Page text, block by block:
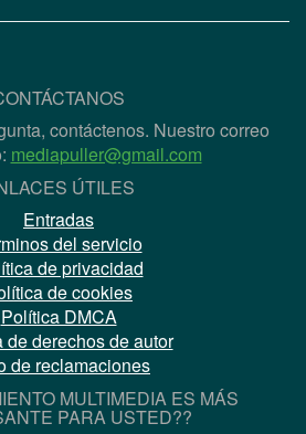
contáctenos. Nuestro correo
mediapuller@gmail.com
ÚTILES
Entradas
del servicio
de privacidad
de cookies
Política DMCA
de derechos de autor
de reclamaciones
MULTIMEDIA ES MÁS
PARA USTED??